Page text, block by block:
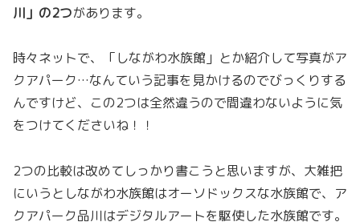
川」の2つがあります。
時々ネットで、「しながわ水族館」とか紹介して写真がア
クアパーク…なんていう記事を見かけるのでびっくりする
んですけど、この2つは全然違うので間違わないように気
をつけてくださいね！！
2つの比較は改めてしっかり書こうと思いますが、大雑把
にいうとしながわ水族館はオーソドックスな水族館で、ア
クアパーク品川はデジタルアートを駆使した水族館です。